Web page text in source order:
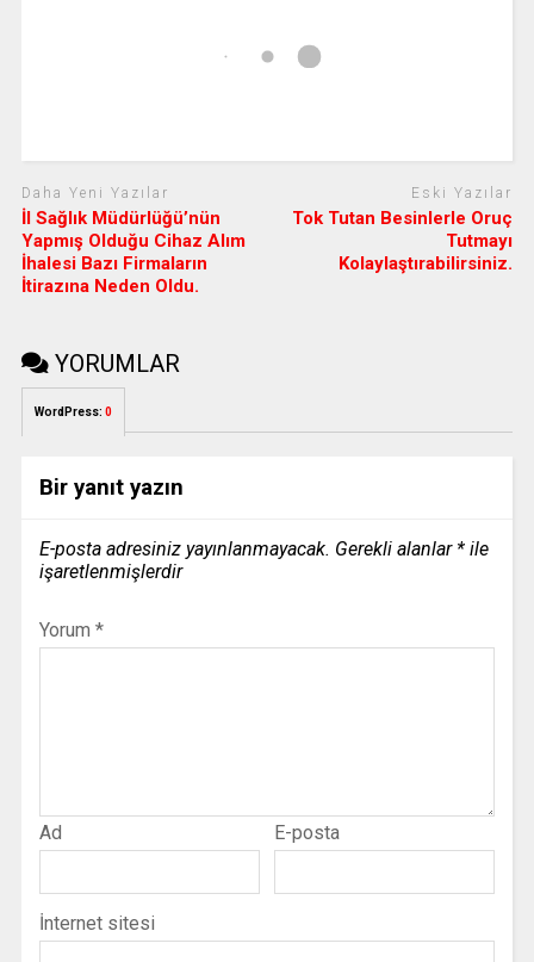
Daha Yeni Yazılar
İl Sağlık Müdürlüğü’nün
Yapmış Olduğu Cihaz Alım
İhalesi Bazı Firmaların
İtirazına Neden Oldu.
Eski Yazılar
Tok Tutan Besinlerle Oruç
Tutmayı
Kolaylaştırabilirsiniz.
YORUMLAR
WordPress: 0
Bir yanıt yazın
E-posta adresiniz yayınlanmayacak. Gerekli alanlar *ile
işaretlenmişlerdir
Yorum *
Ad E-posta
İnternet sitesi